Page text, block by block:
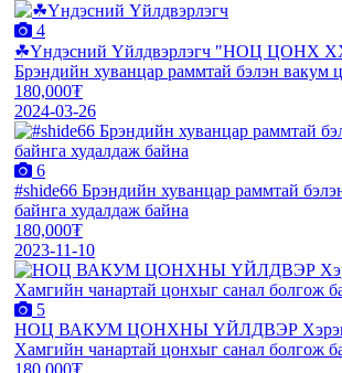
4
☘Үндэсний Үйлдвэрлэгч "НОЦ ЦОНХ
Брэндийн хуванцар раммтай бэлэн вакум
180,000₮
2024-03-26
6
#shide66 Брэндийн хуванцар раммтай
байнга худалдаж байна
180,000₮
2023-11-10
5
НОЦ ВАКУМ ЦОНХНЫ ҮЙЛДВЭР
Хамгийн чанартай цонхыг санал болгож
180,000₮